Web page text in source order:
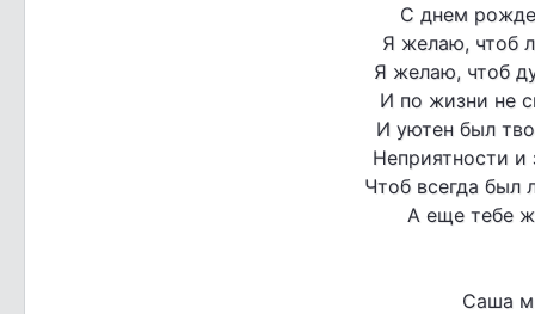
С днем
Я желаю, чтоб
Я желаю, чтоб
И по жизни не
И уютен был
Неприятности и
Чтоб всегда был
А еще тебе
Саша